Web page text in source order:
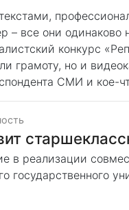
– все они одинаково
конкурс
грамоту, но и
СМИ и кое-
реализации